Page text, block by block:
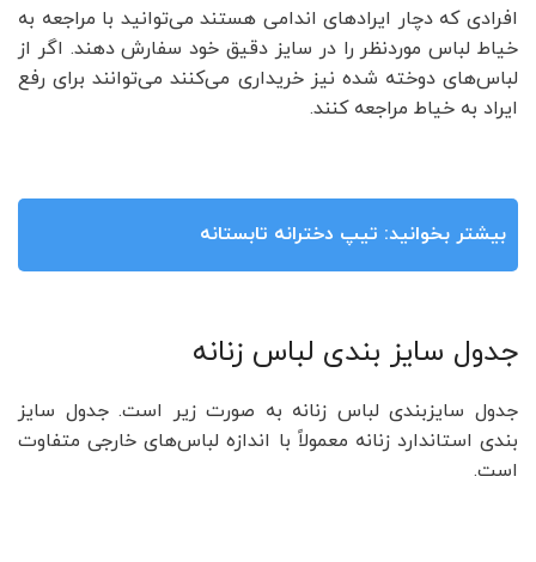
افرادی که دچار ایراد‌های اندامی هستند می‌توانید با مراجعه به
خیاط لباس موردنظر را در سایز دقیق خود سفارش دهند. اگر از
لباس‌های دوخته شده نیز خریداری می‌کنند می‌توانند برای رفع
ایراد به خیاط مراجعه کنند.
بیشتر بخوانید: تیپ دخترانه تابستانه
جدول سایز بندی لباس زنانه
جدول سایز‌بندی لباس زنانه به صورت زیر است. جدول سایز
بندی استاندارد زنانه معمولاً با اندازه لباس‌های خارجی متفاوت
است.